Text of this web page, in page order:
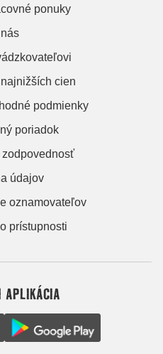
ponuky
cien
podmienky
poriadok
údajov
oznamovateľov
prístupnosti
APLIKÁCIA